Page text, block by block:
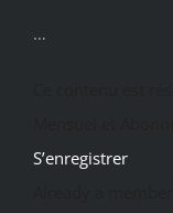
…
S’enregistrer